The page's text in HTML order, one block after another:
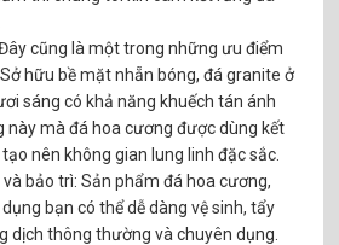
cũng là một trong những ưu điểm
hữu bề mặt nhẵn bóng, đá granite ở
sáng có khả năng khuếch tán ánh
này mà đá hoa cương được dùng kết
nên không gian lung linh đặc sắc.
và bảo trì: Sản phẩm đá hoa cương,
bạn có thể dễ dàng vệ sinh, tẩy
dịch thông thường và chuyên dụng.